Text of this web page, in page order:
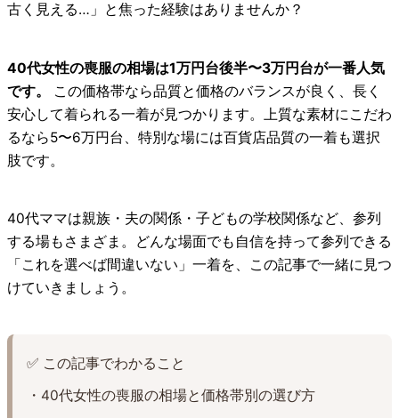
古く見える…」と焦った経験はありませんか？
40代女性の喪服の相場は1万円台後半〜3万円台が一番人気
です。
この価格帯なら品質と価格のバランスが良く、長く
安心して着られる一着が見つかります。上質な素材にこだわ
るなら5〜6万円台、特別な場には百貨店品質の一着も選択
肢です。
40代ママは親族・夫の関係・子どもの学校関係など、参列
する場もさまざま。どんな場面でも自信を持って参列できる
「これを選べば間違いない」一着を、この記事で一緒に見つ
けていきましょう。
✅ この記事でわかること
・40代女性の喪服の相場と価格帯別の選び方